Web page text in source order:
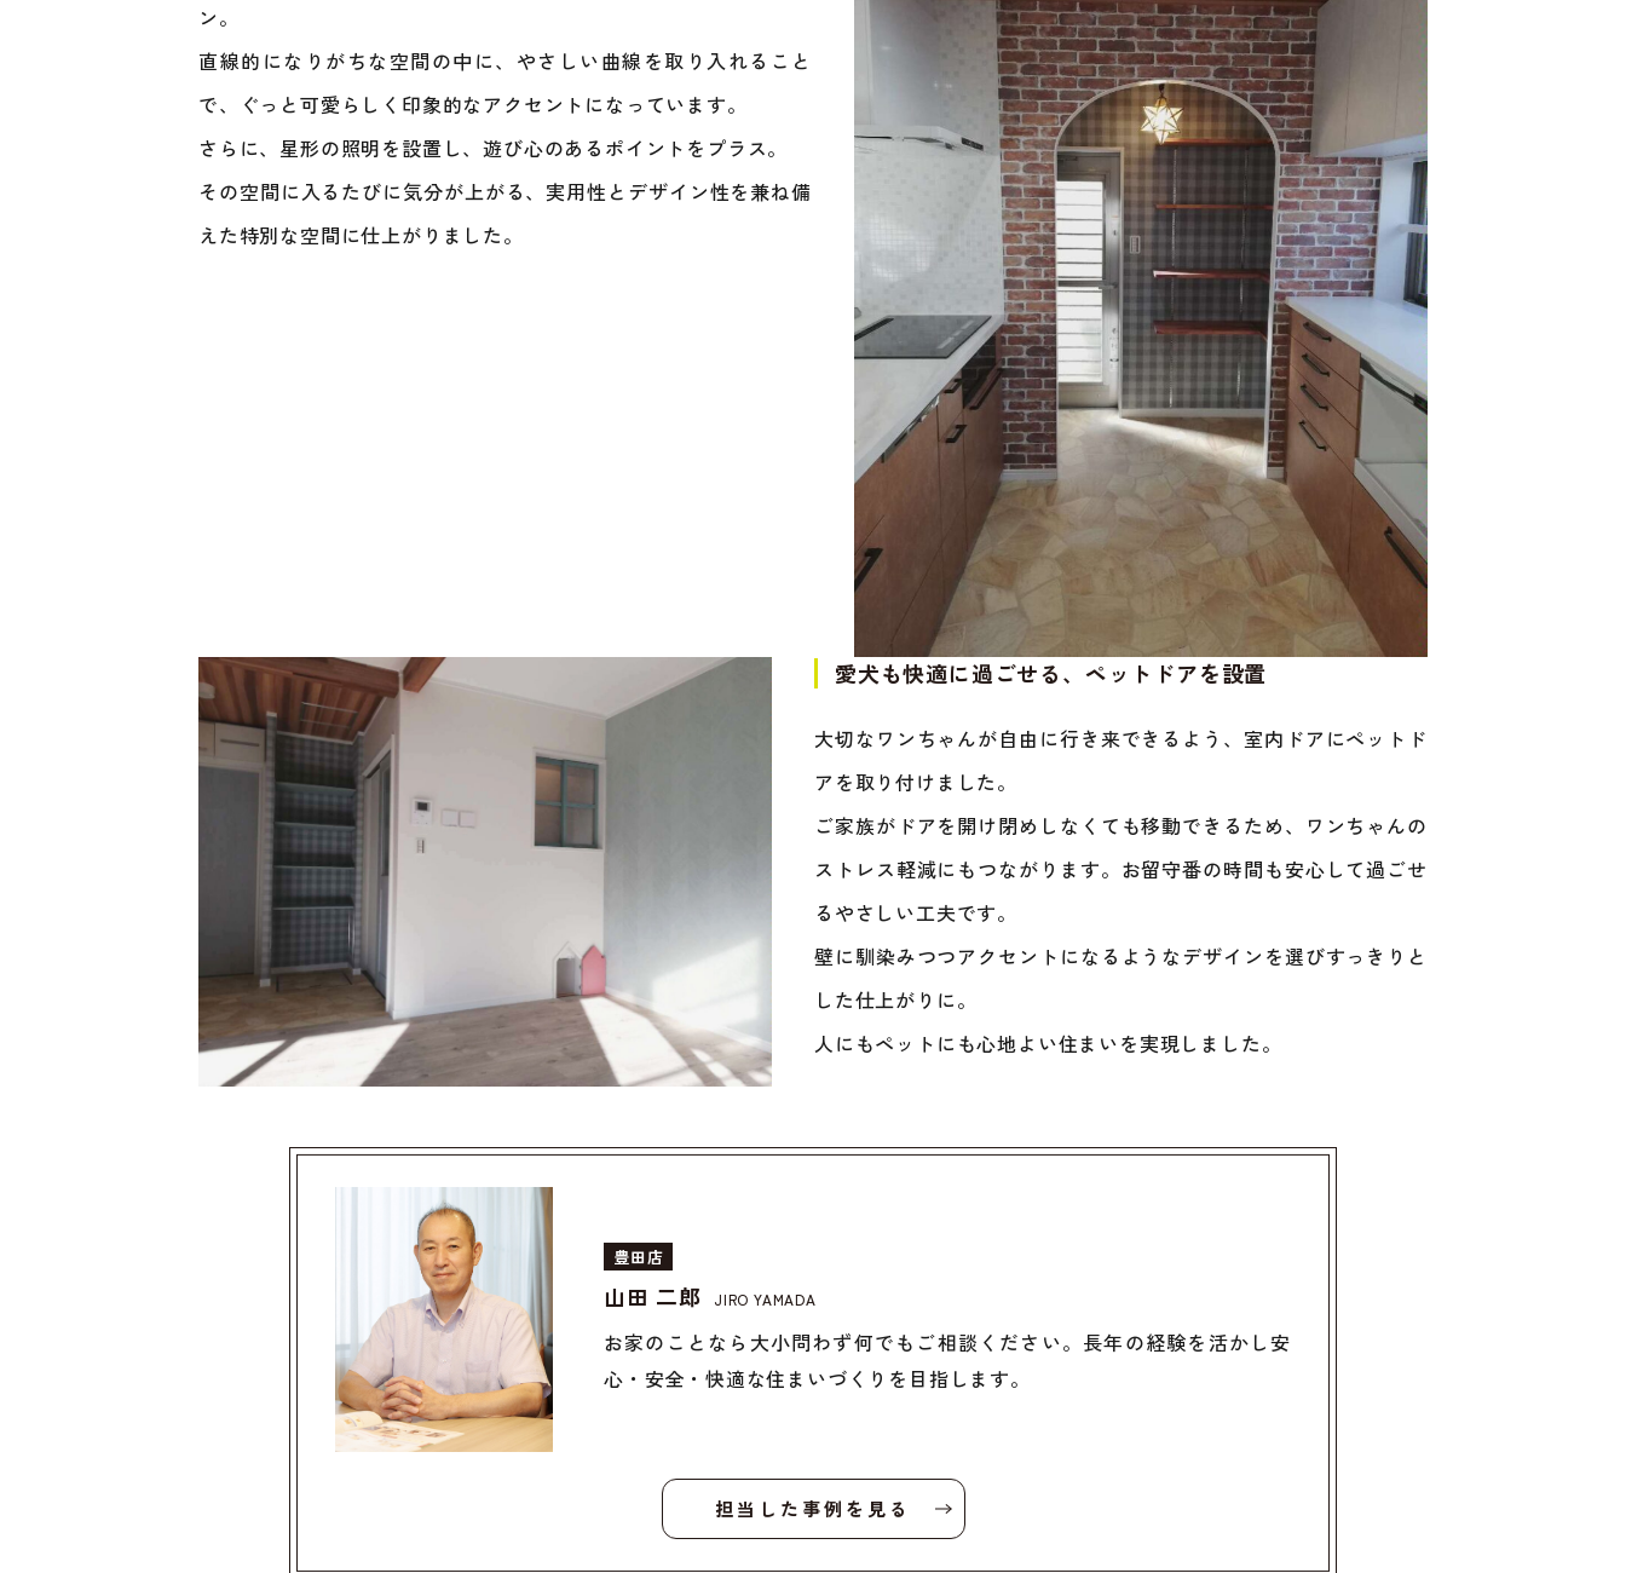
ン。
直線的になりがちな空間の中に、やさしい曲線を取り入れること
で、ぐっと可愛らしく印象的なアクセントになっています。
さらに、星形の照明を設置し、遊び心のあるポイントをプラス。
その空間に入るたびに気分が上がる、実用性とデザイン性を兼ね備
えた特別な空間に仕上がりました。
愛犬も快適に過ごせる、ペットドアを設置
大切なワンちゃんが自由に行き来できるよう、室内ドアにペットド
アを取り付けました。
ご家族がドアを開け閉めしなくても移動できるため、ワンちゃんの
ストレス軽減にもつながります。お留守番の時間も安心して過ごせ
るやさしい工夫です。
壁に馴染みつつアクセントになるようなデザインを選びすっきりと
した仕上がりに。
人にもペットにも心地よい住まいを実現しました。
豊田店
山田 二郎 JIRO YAMADA
お家のことなら大小問わず何でもご相談ください。長年の経験を活かし安
心・安全・快適な住まいづくりを目指します。
担当した事例を見る